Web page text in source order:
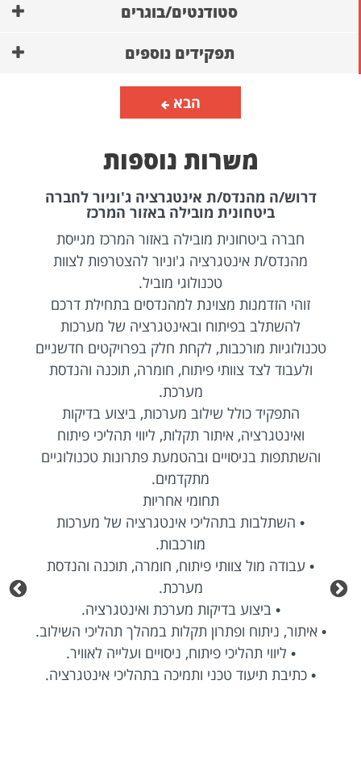
סטודנטים/בוגרים
תפקידים נוספים
הבא
משרות נוספות
דרוש/ה מהנדס/ת אינטגרציה ג'וניור לחברה
ביטחונית מובילה באזור המרכז
חברה ביטחונית מובילה באזור המרכז מגייסת
מהנדס/ת אינטגרציה ג'וניור להצטרפות לצוות
טכנולוגי מוביל.
זוהי הזדמנות מצוינת למהנדסים בתחילת דרכם
להשתלב בפיתוח ובאינטגרציה של מערכות
טכנולוגיות מורכבות, לקחת חלק בפרויקטים חדשניים
ולעבוד לצד צוותי פיתוח, חומרה, תוכנה והנדסת
מערכת.
התפקיד כולל שילוב מערכות, ביצוע בדיקות
ואינטגרציה, איתור תקלות, ליווי תהליכי פיתוח
והשתתפות בניסויים ובהטמעת פתרונות טכנולוגיים
מתקדמים.
תחומי אחריות
• השתלבות בתהליכי אינטגרציה של מערכות
מורכבות.
• עבודה מול צוותי פיתוח, חומרה, תוכנה והנדסת
מערכת.
• ביצוע בדיקות מערכת ואינטגרציה.
• איתור, ניתוח ופתרון תקלות במהלך תהליכי השילוב.
• ליווי תהליכי פיתוח, ניסויים ועלייה לאוויר.
• כתיבת תיעוד טכני ותמיכה בתהליכי אינטגרציה.